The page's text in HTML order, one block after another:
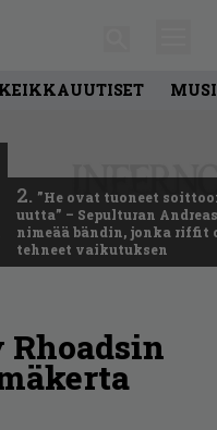
KEIKKAUUTISET
2. ”He ovat tuoneet
uutta” – Sepulturan
nimeää bändin, jonka riffit
tehneet vaikutuksen
Rhoadsin